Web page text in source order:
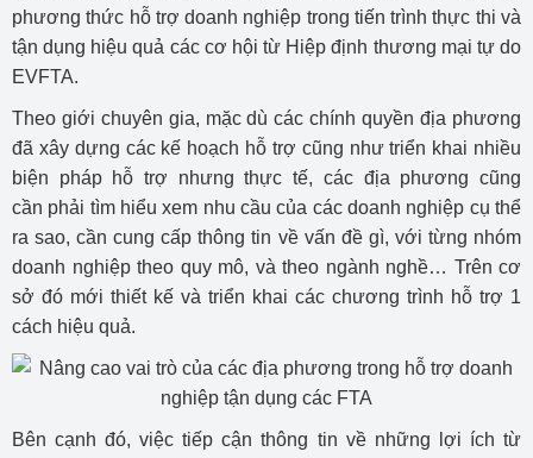
phương thức hỗ trợ doanh nghiệp trong tiến trình thực thi và
tận dụng hiệu quả các cơ hội từ Hiệp định thương mại tự do
EVFTA.
Theo giới chuyên gia, mặc dù các chính quyền địa phương
đã xây dựng các kế hoạch hỗ trợ cũng như triển khai nhiều
biện pháp hỗ trợ nhưng thực tế, các địa phương cũng
cần phải tìm hiểu xem nhu cầu của các doanh nghiệp cụ thể
ra sao, cần cung cấp thông tin về vấn đề gì, với từng nhóm
doanh nghiệp theo quy mô, và theo ngành nghề… Trên cơ
sở đó mới thiết kế và triển khai các chương trình hỗ trợ 1
cách hiệu quả.
Bên cạnh đó, việc tiếp cận thông tin về những lợi ích từ